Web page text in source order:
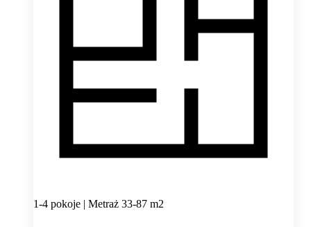
1-4 pokoje | Metraż 33-87 m2